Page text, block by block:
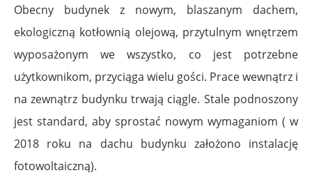
Obecny budynek z nowym, blaszanym dachem,
ekologiczną kotłownią olejową, przytulnym wnętrzem
wyposażonym we wszystko, co jest potrzebne
użytkownikom, przyciąga wielu gości. Prace wewnątrz i
na zewnątrz budynku trwają ciągle. Stale podnoszony
jest standard, aby sprostać nowym wymaganiom ( w
2018 roku na dachu budynku założono instalację
fotowoltaiczną).